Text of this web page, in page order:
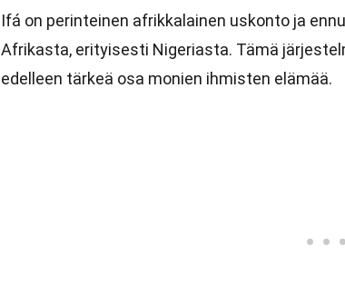
Ifá on perinteinen afrikkalainen uskonto ja
Afrikasta, erityisesti Nigeriasta. Tämä
edelleen tärkeä osa monien ihmisten elämää.